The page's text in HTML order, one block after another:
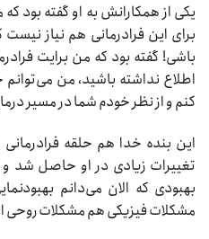
یکی از همکارانش به او گفته بود
برای این فرادرمانی هم نیاز
باشی! گفته بود که من برایت
اطلاع نداشته باشید، من می‌توانم
کنم و از نظر خودم شما در مسیر
این بنده خدا هم حلقه
تغییرات زیادی در او حاصل شد
بهبودی که الان می‌دانم
مشکلات فیزیکی هم مشکلات